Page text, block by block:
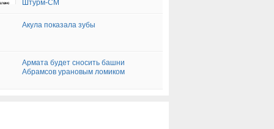
Штурм-СМ
Акула показала зубы
Армата будет сносить башни
Абрамсов урановым ломиком